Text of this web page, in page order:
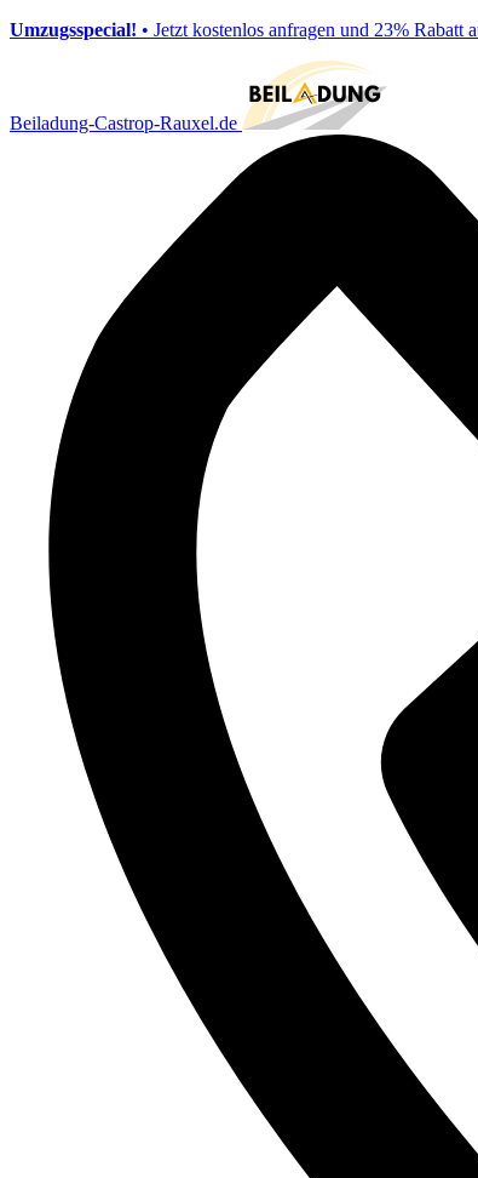
Umzugsspecial! • Jetzt kostenlos anfragen und 23%
Beiladung-Castrop-Rauxel.de